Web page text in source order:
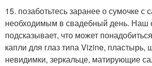
15. позаботьтесь заранее о сумочке с
необходимым в свадебный день. Наш
подсказывает, что может
капли для глаз типа Vizine, пластырь,
невидимки, зеркальце, матирующие